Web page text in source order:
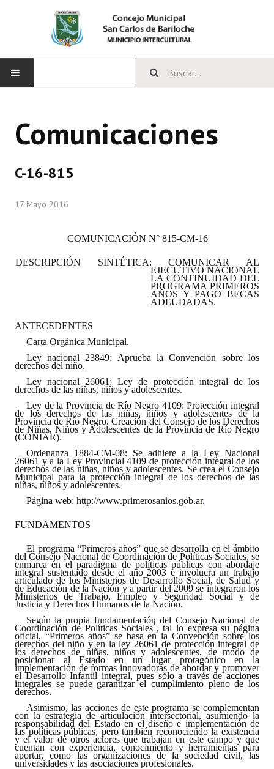
CONCEJO
Comisiones Permanentes
Comisiones Especiales
Concejales Mandato Cumplido
Constitución Nacional
Constitución Provincial
Carta Orgánica 2007
Reglamento Interno
Digesto
Organigrama
DOCUMENTOS
Informes de Gestión
Proyectos Presentados
Dictámenes Asesoría Letrada
Actas de Sesión
Informes de Unidad Coordinadora
Ejecución Presupuestaria
Actas de Audiencias Públicas
Comunicaciones
Declaraciones
Comunicaciones
C-16-815
17 Mayo 2016
COMUNICACIÓN N° 815-CM-16
DESCRIPCIÓN SINTÉTICA: COMUNICAR AL
EJECUTIVO NACIONAL
LA CONTINUIDAD DEL
PROGRAMA PRIMEROS
AÑOS Y PAGO BECAS
ADEUDADAS.
ANTECEDENTES
Carta Orgánica Municipal.
Ley nacional 23849: Aprueba la Convención sobre los
derechos del niño.
Ley nacional 26061: Ley de protección integral de los
derechos de las niñas, niños y adolescentes.
Ley de la Provincia de Río Negro 4109: Protección integral
de los derechos de las niñas, niños y adolescentes de la
Provincia de Río Negro. Creación del Consejo de los Derechos
de Niñas, Niños y Adolescentes de la Provincia de Río Negro
(CONIAR).
Ordenanza 1884-CM-08: Se adhiere a la Ley Nacional
26061 y a la Ley Provincial 4109 de protección integral de los
derechos de las niñas, niños y adolescentes. Se crea el Consejo
Municipal para la protección integral de los derechos de las
niñas, niños y adolescentes.
Página web: http://www.primerosanios.gob.ar.
FUNDAMENTOS
El programa “Primeros años” que se desarrolla en el ámbito
del Consejo Nacional de Coordinación de Políticas Sociales, se
enmarca en el paradigma de políticas públicas con abordaje
integral sustentado desde el año 2003 e involucra un trabajo
articulado de los Ministerios de Desarrollo Social, de Salud y
de Educación de la Nación y a partir del 2009 se integraron los
Ministerios de Trabajo, Empleo y Seguridad Social y de
Justicia y Derechos Humanos de la Nación.
Según la propia fundamentación del Consejo Nacional de
Coordinación de Políticas Sociales1, tal lo expresa su página
oficial, “Primeros años” se basa en la Convención sobre los
derechos del niño y en la ley 26061 de protección integral de
los derechos de niñas, niños y adolescentes, de modo de
posicionar al Estado en un lugar protagónico en la
implementación de formas innovadoras de abordar y promover
el Desarrollo Infantil integral,pues sólo a través de acciones
integrales se puede garantizar el cumplimiento pleno de los
derechos.
Asimismo, las acciones de este programa se complementan
con la estrategia de articulación intersectorial, asumiendo la
responsabilidad del Estado en el diseño e implementación de
las políticas públicas, pero también reconociendo la existencia
y el valor de otros actores que trabajan en este campo y que
cuentan con experiencia, conocimiento y herramientas para
aportar, como las organizaciones de la sociedad civil, las
universidades y las asociaciones profesionales.